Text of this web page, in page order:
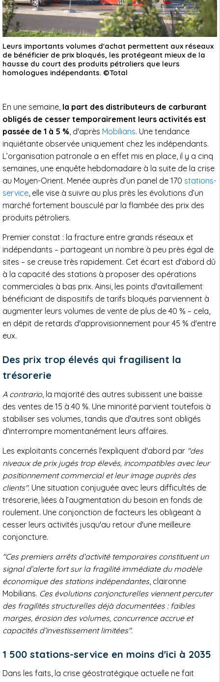
Leurs importants volumes d'achat permettent aux réseaux
de bénéficier de prix bloqués, les protégeant mieux de la
hausse du court des produits pétroliers que leurs
homologues indépendants. ©Total
En une semaine, la part des distributeurs de carburant
obligés de cesser temporairement leurs activités est
passée de 1 à 5 %, d'après Mobilians. Une tendance
inquiétante observée uniquement chez les indépendants.
L’organisation patronale a en effet mis en place, il y a cinq
semaines, une enquête hebdomadaire à la suite de la crise
au Moyen-Orient. Menée auprès d’un panel de 170 stations-
service, elle vise à suivre au plus près les évolutions d’un
marché fortement bousculé par la flambée des prix des
produits pétroliers.
Premier constat : la fracture entre grands réseaux et
indépendants – partageant un nombre à peu près égal de
sites – se creuse très rapidement. Cet écart est d'abord dû
à la capacité des stations à proposer des opérations
commerciales à bas prix. Ainsi, les points d'avitaillement
bénéficiant de dispositifs de tarifs bloqués parviennent à
augmenter leurs volumes de vente de plus de 40 % – cela,
en dépit de retards d'approvisionnement pour 45 % d'entre
eux.
Des prix trop élevés qui fragilisent la
trésorerie
A contrario, la majorité des autres subissent une baisse
des ventes de 15 à 40 %. Une minorité parvient toutefois à
stabiliser ses volumes, tandis que d'autres sont obligés
d'interrompre momentanément leurs affaires.
Les exploitants concernés l'expliquent d'abord par "des
niveaux de prix jugés trop élevés, incompatibles avec leur
positionnement commercial et leur image auprès des
clients". Une situation conjuguée avec leurs difficultés de
trésorerie, liées à l’augmentation du besoin en fonds de
roulement. Une conjonction de facteurs les obligeant à
cesser leurs activités jusqu'au retour d'une meilleure
conjoncture.
"Ces premiers arrêts d’activité temporaires constituent un
signal d’alerte fort sur la fragilité immédiate du modèle
économique des stations indépendantes, claironne
Mobilians. Ces évolutions conjoncturelles viennent percuter
des fragilités structurelles déjà documentées : faibles
marges, érosion des volumes, concurrence accrue et
capacités d’investissement limitées".
1 500 stations-service en moins d'ici à 2035
Dans les faits, la crise géostratégique actuelle ne fait